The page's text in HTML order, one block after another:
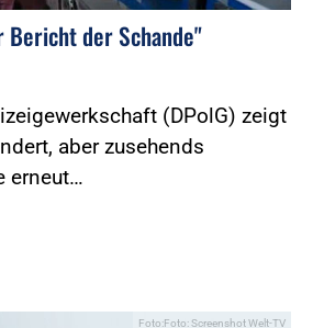
Bericht der Schande"
(DPolG) zeigt
aber zusehends
erneut…
Foto:Foto: Screenshot Welt-TV